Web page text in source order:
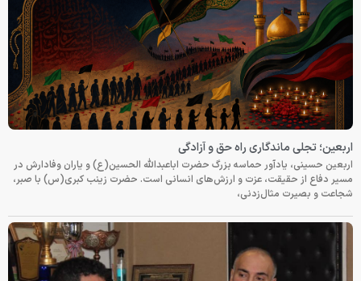
اربعین؛ تجلی ماندگاری راه حق و آزادگی
اربعین حسینی، یادآور حماسه بزرگ حضرت اباعبدالله الحسین(ع) و یاران وفادارش در
مسیر دفاع از حقیقت، عزت و ارزش‌های انسانی است. حضرت زینب کبری(س) با صبر،
شجاعت و بصیرت مثال‌زدنی،